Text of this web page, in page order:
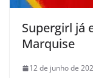
Supergirl já
Marquise
12 de junho de